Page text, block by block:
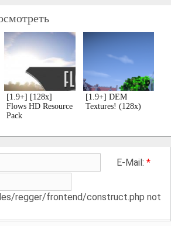
[1.9+] [128x]
Flows HD Resource
Pack
[1.9+] DEM
Textures! (128x)
E-Mail: *
regger/frontend/construct.php not